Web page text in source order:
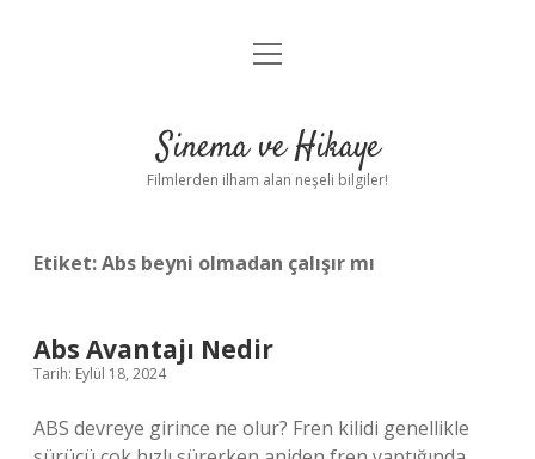
Gizlilik Politikası
Yasal Uyarı
menüyü
Sinema ve Hikaye
Filmlerden ilham alan neşeli bilgiler!
Etiket:Abs beyni olmadan çalışır mı
Abs Avantajı Nedir
Tarih: Eylül 18, 2024
ABS devreye girince ne olur? Fren kilidi genellikle